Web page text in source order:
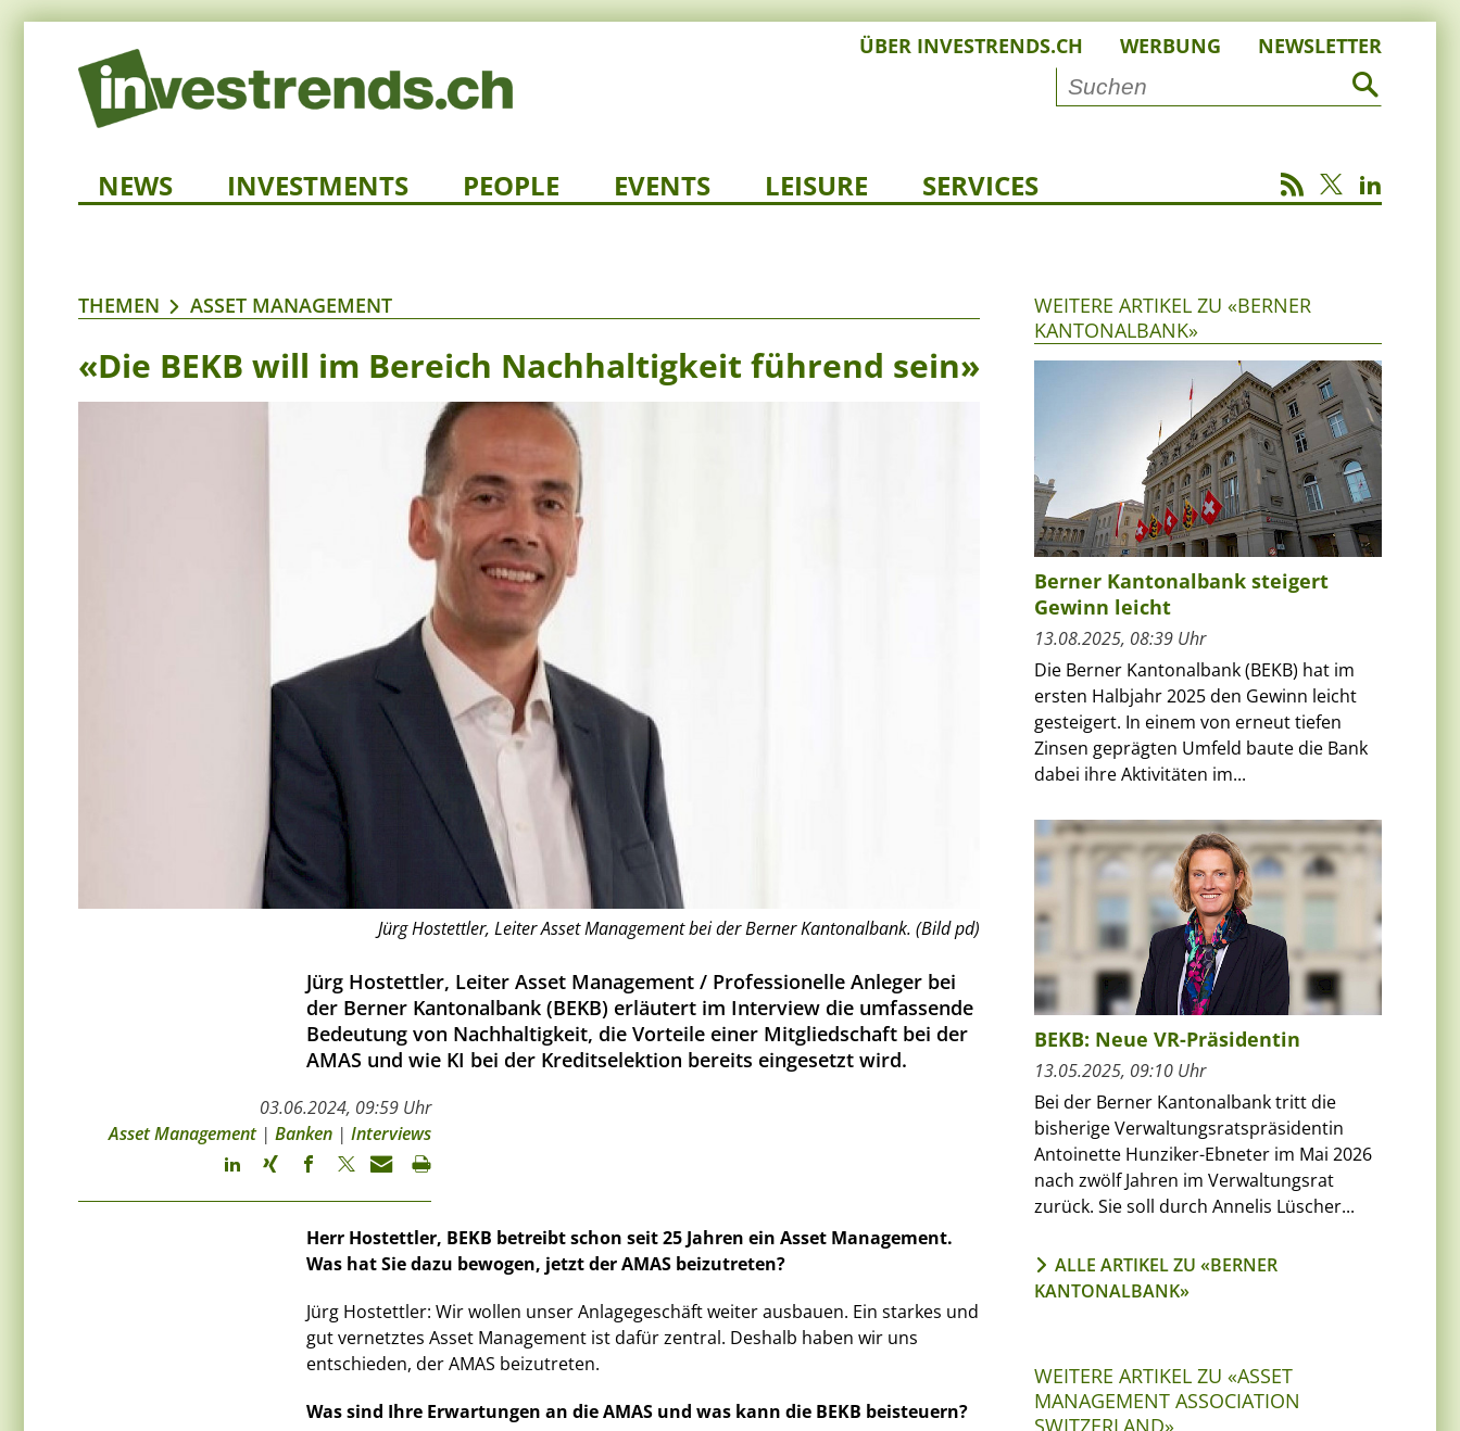
ÜBER INVESTRENDS.CH WERBUNG NEWSLETTER
NEWS INVESTMENTS PEOPLE EVENTS LEISURE SERVICES
THEMEN ASSET MANAGEMENT
«Die BEKB will im Bereich Nachhaltigkeit führend sein»
Jürg Hostettler, Leiter Asset Management bei der Berner Kantonalbank. (Bild pd)
Jürg Hostettler, Leiter Asset Management / Professionelle Anleger bei
der Berner Kantonalbank (BEKB) erläutert im Interview die umfassende
Bedeutung von Nachhaltigkeit, die Vorteile einer Mitgliedschaft bei der
AMAS und wie KI bei der Kreditselektion bereits eingesetzt wird.
03.06.2024, 09:59 Uhr
Asset Management| Banken | Interviews
Herr Hostettler, BEKB betreibt schon seit 25 Jahren ein Asset Management.
Was hat Sie dazu bewogen, jetzt der AMAS beizutreten?
Jürg Hostettler: Wir wollen unser Anlagegeschäft weiter ausbauen. Ein starkes und
gut vernetztes Asset Management ist dafür zentral. Deshalb haben wir uns
entschieden, der AMAS beizutreten.
Was sind Ihre Erwartungen an die AMAS und was kann die BEKB beisteuern?
WEITERE ARTIKEL ZU «BERNER
KANTONALBANK»
Berner Kantonalbank steigert
Gewinn leicht
13.08.2025, 08:39 Uhr
Die Berner Kantonalbank (BEKB) hat im
ersten Halbjahr 2025 den Gewinn leicht
gesteigert. In einem von erneut tiefen
Zinsen geprägten Umfeld baute die Bank
dabei ihre Aktivitäten im...
BEKB: Neue VR-Präsidentin
13.05.2025, 09:10 Uhr
Bei der Berner Kantonalbank tritt die
bisherige Verwaltungsratspräsidentin
Antoinette Hunziker-Ebneter im Mai 2026
nach zwölf Jahren im Verwaltungsrat
zurück. Sie soll durch Annelis Lüscher...
ALLE ARTIKEL ZU «BERNER
KANTONALBANK»
WEITERE ARTIKEL ZU «ASSET
MANAGEMENT ASSOCIATION
SWITZERLAND»